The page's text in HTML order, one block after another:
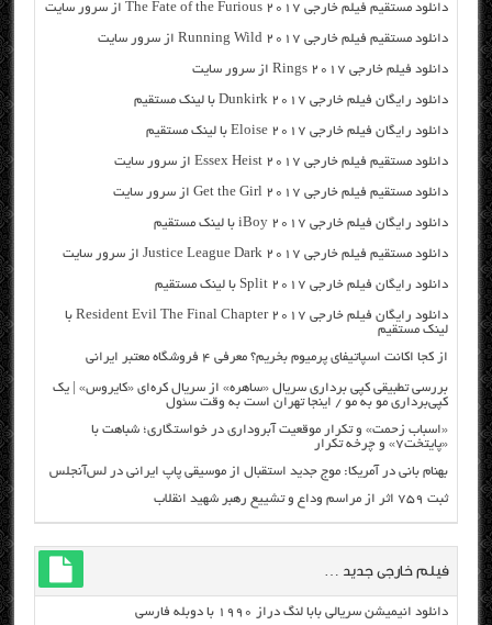
دانلود مستقیم فیلم خارجی The Fate of the Furious 2017 از سرور سایت
دانلود مستقیم فیلم خارجی Running Wild 2017 از سرور سایت
دانلود فیلم خارجی Rings 2017 از سرور سایت
دانلود رایگان فیلم خارجی Dunkirk 2017 با لینک مستقیم
دانلود رایگان فیلم خارجی Eloise 2017 با لینک مستقیم
دانلود مستقیم فیلم خارجی Essex Heist 2017 از سرور سایت
دانلود مستقیم فیلم خارجی Get the Girl 2017 از سرور سایت
دانلود رایگان فیلم خارجی iBoy 2017 با لینک مستقیم
دانلود مستقیم فیلم خارجی Justice League Dark 2017 از سرور سایت
دانلود رایگان فیلم خارجی Split 2017 با لینک مستقیم
دانلود رایگان فیلم خارجی Resident Evil The Final Chapter 2017 با
لینک مستقیم
از کجا اکانت اسپاتیفای پرمیوم بخریم؟ معرفی ۴ فروشگاه معتبر ایرانی
بررسی تطبیقی کپی برداری سریال «ساهره» از سریال کره‌ای «کایروس» | یک
کپی‌برداری مو به مو / اینجا تهران است به وقت سئول
«اسباب زحمت» و تکرار موقعیت آبروداری در خواستگاری؛ شباهت با
«پایتخت۷» و چرخه تکرار
بهنام بانی در آمریکا: موج جدید استقبال از موسیقی پاپ ایرانی در لس‌آنجلس
ثبت ۷۵۹ اثر از مراسم وداع و تشییع رهبر شهید انقلاب
فیلم خارجی جدید …
دانلود انیمیشن سریالی بابا لنگ دراز ۱۹۹۰ با دوبله فارسی